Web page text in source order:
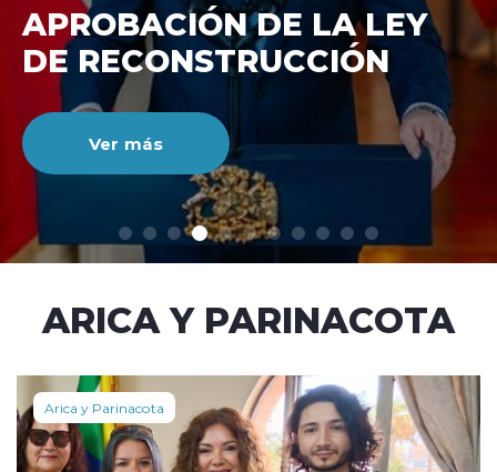
modo claro
DE RECONSTRUCCIÓ
NACIONAL
Ver más
ARICA Y PARINACOTA
Arica y Parinacota